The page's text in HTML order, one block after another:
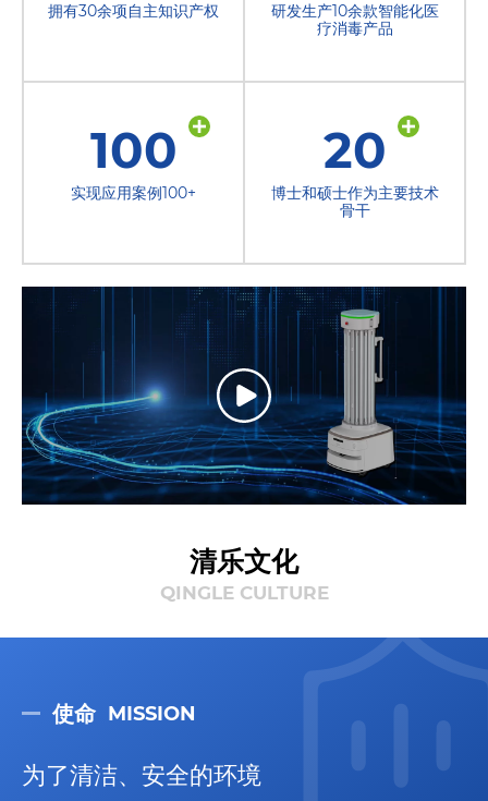
拥有30余项自主知识产权
研发生产10余款智能化医
疗消毒产品
100
实现应用案例100+
20
博士和硕士作为主要技术
骨干
清乐文化
QINGLE CULTURE
使命 MISSION
为了清洁、安全的环境